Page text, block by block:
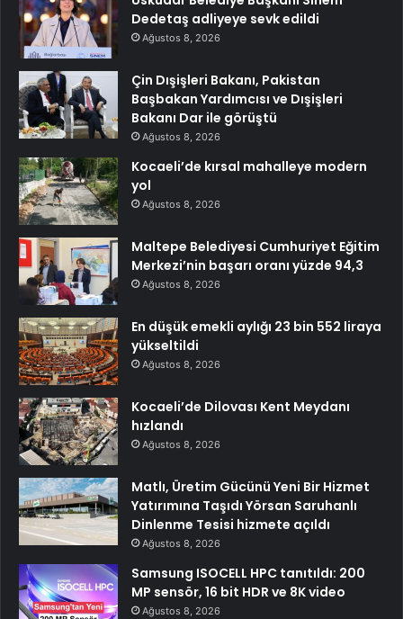
Dedetaş adliyeye sevk edildi
Ağustos 8, 2026
Çin Dışişleri Bakanı, Pakistan
Başbakan Yardımcısı ve Dışişleri
Bakanı Dar ile görüştü
Ağustos 8, 2026
Kocaeli’de kırsal mahalleye modern
yol
Ağustos 8, 2026
Maltepe Belediyesi Cumhuriyet Eğitim
Merkezi’nin başarı oranı yüzde 94,3
Ağustos 8, 2026
En düşük emekli aylığı 23 bin 552 liraya
yükseltildi
Ağustos 8, 2026
Kocaeli’de Dilovası Kent Meydanı
hızlandı
Ağustos 8, 2026
Matlı, Üretim Gücünü Yeni Bir Hizmet
Yatırımına Taşıdı Yörsan Saruhanlı
Dinlenme Tesisi hizmete açıldı
Ağustos 8, 2026
Samsung ISOCELL HPC tanıtıldı: 200
MP sensör, 16 bit HDR ve 8K video
Ağustos 8, 2026